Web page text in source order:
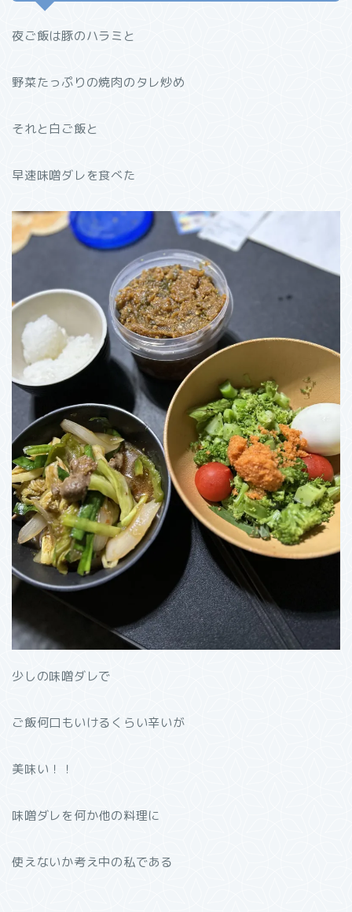
夜ご飯は豚のハラミと
野菜たっぷりの焼肉のタレ炒め
それと白ご飯と
早速味噌ダレを食べた
少しの味噌ダレで
ご飯何口もいけるくらい辛いが
美味い！！
味噌ダレを何か他の料理に
使えないか考え中の私である